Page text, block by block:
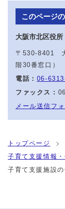
このページ
大阪市北区役
〒530-8401
階30番窓口）
電話： 06-
ファックス：
メール送信フ
トップページ
子育て支援情報
子育て支援施設